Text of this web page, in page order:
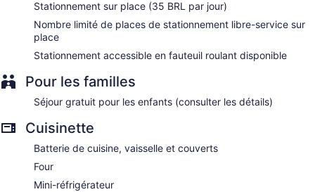
Stationnement sur place (35 BRL par jour)
Nombre limité de places de stationnement libre-service sur
place
Stationnement accessible en fauteuil roulant disponible
Pour les familles
Séjour gratuit pour les enfants (consulter les détails)
Cuisinette
Batterie de cuisine, vaisselle et couverts
Four
Mini-réfrigérateur